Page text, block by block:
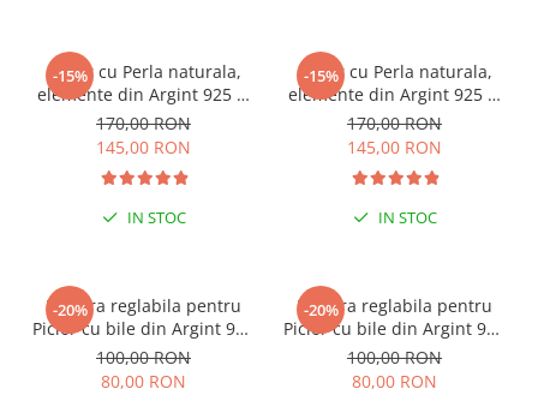
-15%
Colier cu Perla naturala,
elemente din Argint 925 si
margele Miyuki, multicolor
170,00 RON
145,00 RON
IN STOC
-15%
Colier cu Perla naturala,
elemente din Argint 925 si
margele Miyuki, verde/kiwi
170,00 RON
145,00 RON
IN STOC
-20%
Bratara reglabila pentru
Picior cu bile din Argint 925
si margele Miyuki rosii
100,00 RON
80,00 RON
-20%
Bratara reglabila pentru
Picior cu bile din Argint 925
si margele Miyuki verzi
100,00 RON
80,00 RON